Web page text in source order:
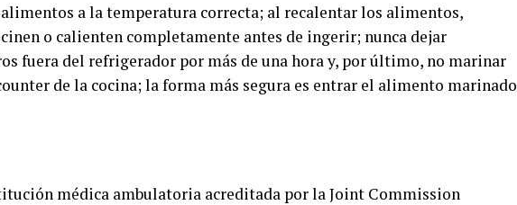
a la temperatura correcta; al recalentar los alimentos,
o calienten completamente antes de ingerir; nunca dejar
fuera del refrigerador por más de una hora y, por último, no marinar
de la cocina; la forma más segura es entrar el alimento marinado
médica ambulatoria acreditada por la Joint Commission